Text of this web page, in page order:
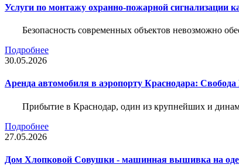
Услуги по монтажу охранно-пожарной сигнализации
Безопасность современных объектов невозможно
Подробнее
30.05.2026
Аренда автомобиля в аэропорту Краснодара:
Прибытие в Краснодар, один из крупнейших и
Подробнее
27.05.2026
Дом Хлопковой Совушки - машинная вышивка на